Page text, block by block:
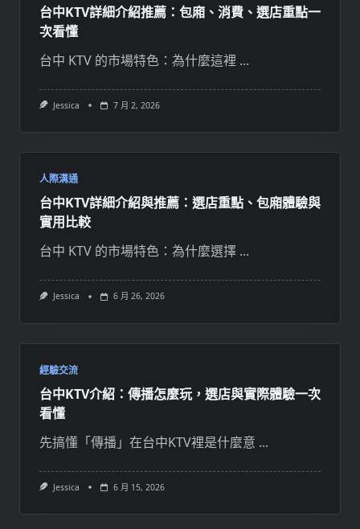
台中KTV詳細介紹推薦：包廂、消費、選店重點一
次看懂
台中 KTV 的市場特色：為什麼這裡 ...
Jessica 7 月 2, 2026
人際溝通
台中KTV詳細介紹與推薦：選店重點、包廂體驗與
實用比較
台中 KTV 的市場特色：為什麼選擇 ...
Jessica 6 月 26, 2026
經驗交流
台中KTV介紹：傳播怎麼玩，選店與實際體驗一次
看懂
先搞懂「傳播」在台中KTV裡是什麼意 ...
Jessica 6 月 15, 2026